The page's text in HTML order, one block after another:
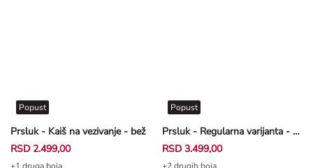
Prsluk - Kaiš na vezivanje - bež
Popust
RSD 2.499,00
+1 druga boja
Prsluk - Regularna varijanta - bež
Popust
RSD 3.499,00
+2 drugih boja